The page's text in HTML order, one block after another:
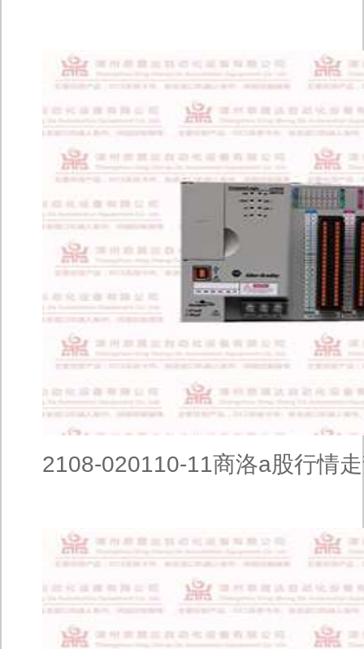
2108-020110-11商洛a股行情